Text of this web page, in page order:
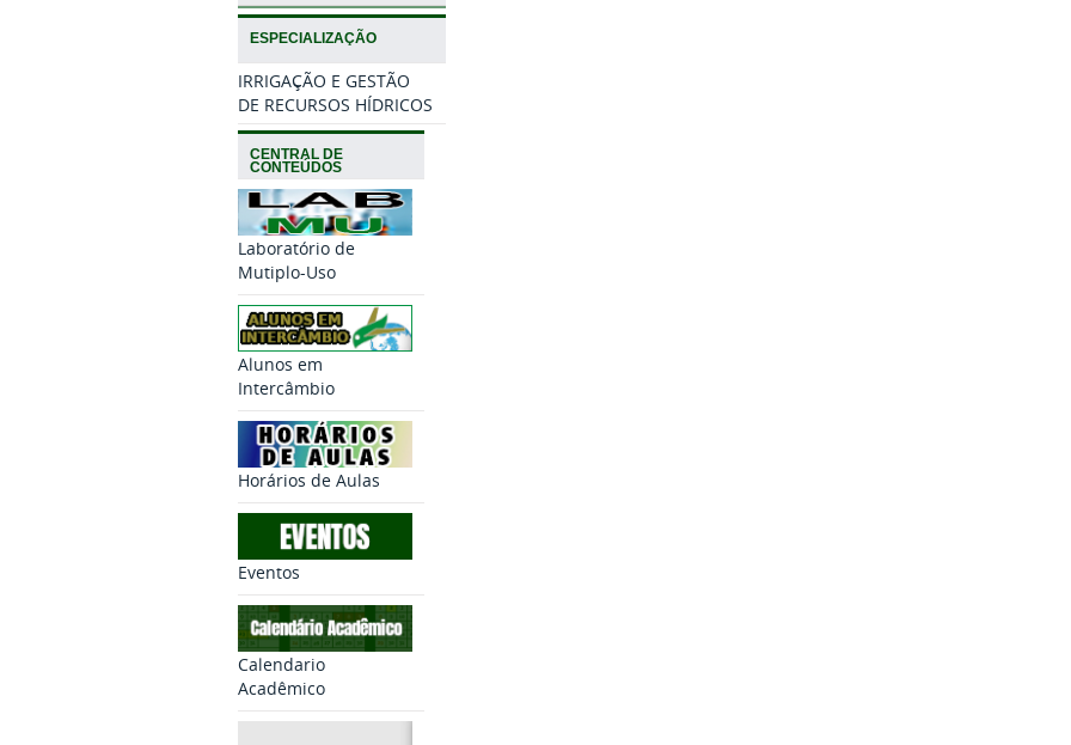
ESPECIALIZAÇÃO
IRRIGAÇÃO E GESTÃO
DE RECURSOS HÍDRICOS
CENTRAL DE
CONTEÚDOS
Laboratório de
Mutiplo-Uso
Alunos em
Intercâmbio
Horários de Aulas
Eventos
Calendario
Acadêmico